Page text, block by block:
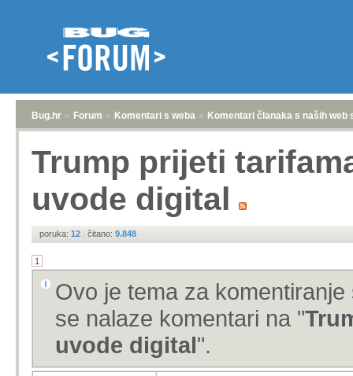
Bug.hr » Forum » Komentari s weba » Komentari članaka s naših web
Trump prijeti
uvode digital
poruka: 12 | čitano: 9.848
1
Ovo je tema za
se nalaze komentari na "
uvode digital".